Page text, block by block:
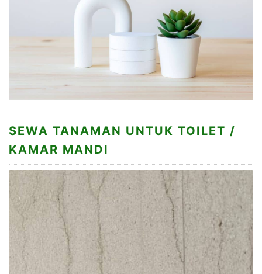
SEWA TANAMAN UNTUK TOILET /
KAMAR MANDI